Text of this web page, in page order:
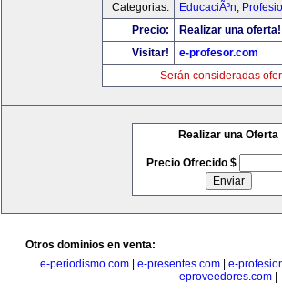
Categorias:
EducaciÃ³n,
Precio:
Realizar una oferta!
Visitar!
e-profesor.com
Serán consideradas
Realizar una Oferta
Precio Ofrecido $
Otros dominios en venta:
e-periodismo.com
e-presentes.com
e-
eproveedores.com